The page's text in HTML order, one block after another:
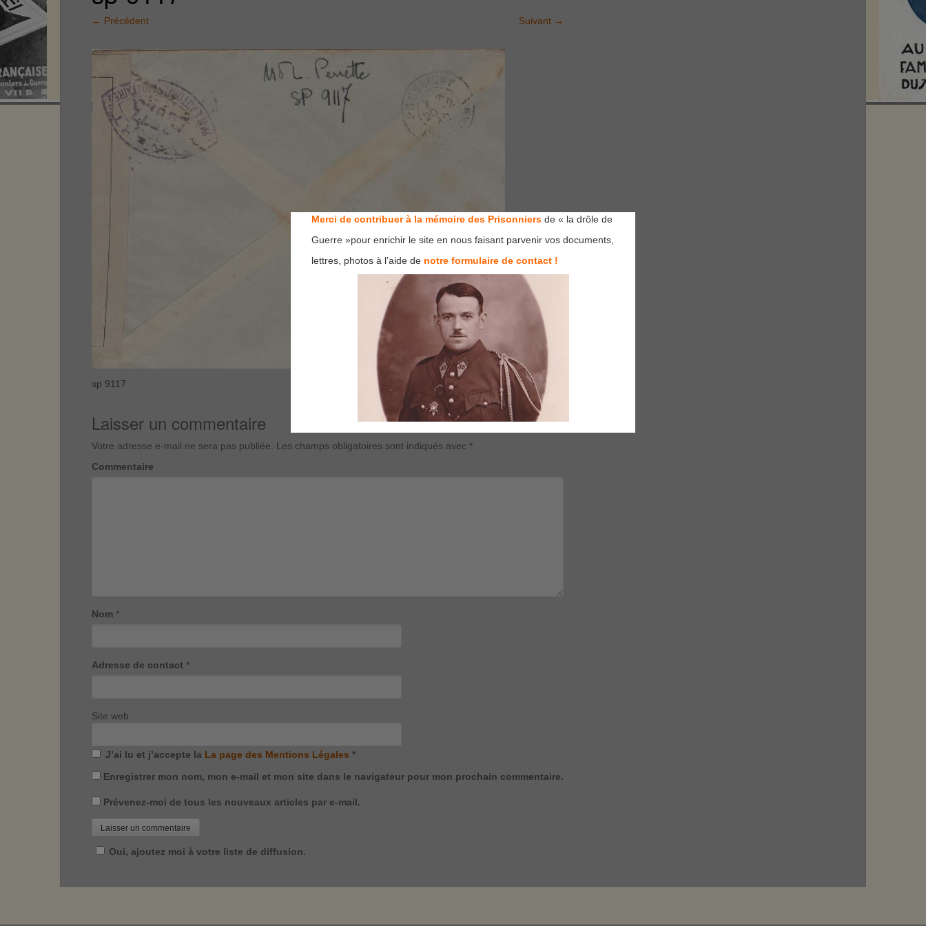
← Précédent Suivant →
sp 9117
Laisser un commentaire
Votre adresse e-mail ne sera pas publiée. Les champs obligatoires sont indiqués avec *
Commentaire
Nom *
Adresse de contact *
Site web
J’ai lu et j’accepte la La page des Mentions Légales *
Enregistrer mon nom, mon e-mail et mon site dans le navigateur pour mon prochain commentaire.
Prévenez-moi de tous les nouveaux articles par e-mail.
Oui, ajoutez moi à votre liste de diffusion.
Merci de contribuer à la mémoire des Prisonniers de « la drôle de
Guerre »pour enrichir le site en nous faisant parvenir vos documents,
lettres, photos à l’aide de notre formulaire de contact !